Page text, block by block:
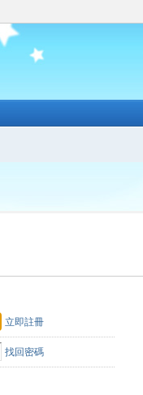
立即註冊
找回密碼